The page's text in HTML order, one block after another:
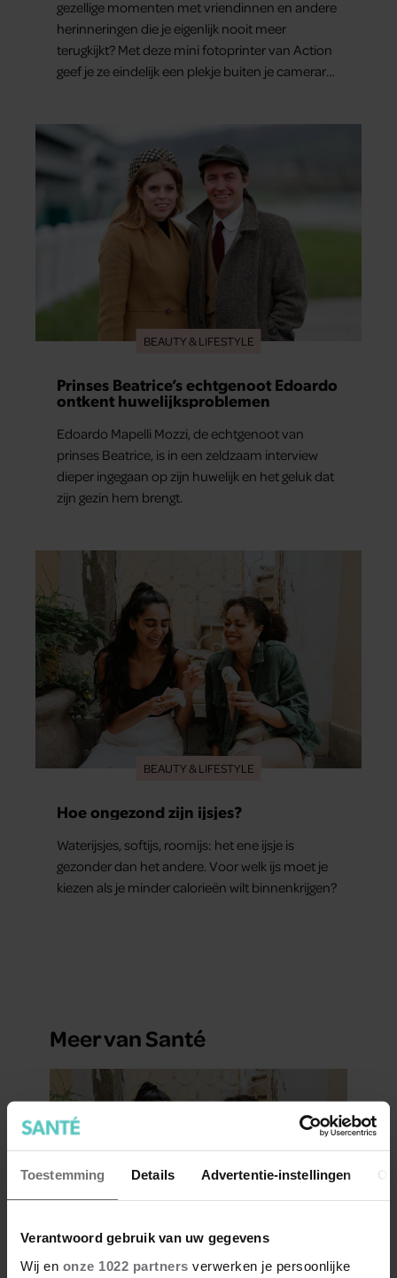
Toestemming Details Advertentie-instellingen
Verantwoord gebruik van uw gegevens
Wij en onze 1022 partners verwerken je persoonlijke
gezellige momenten met vriendinnen en andere
herinneringen die je eigenlijk nooit meer
terugkijkt? Met deze mini fotoprinter van Action
geef je ze eindelijk een plekje buiten je camerarol.
BEAUTY & LIFESTYLE
Prinses Beatrice’s echtgenoot Edoardo
ontkent huwelijksproblemen
Edoardo Mapelli Mozzi, de echtgenoot van
prinses Beatrice, is in een zeldzaam interview
dieper ingegaan op zijn huwelijk en het geluk dat
zijn gezin hem brengt.
BEAUTY & LIFESTYLE
Hoe ongezond zijn ijsjes?
Waterijsjes, softijs, roomijs: het ene ijsje is
gezonder dan het andere. Voor welk ijs moet je
kiezen als je minder calorieën wilt binnenkrijgen?
Meer van Santé
Hoe ongezond zijn ijsjes?